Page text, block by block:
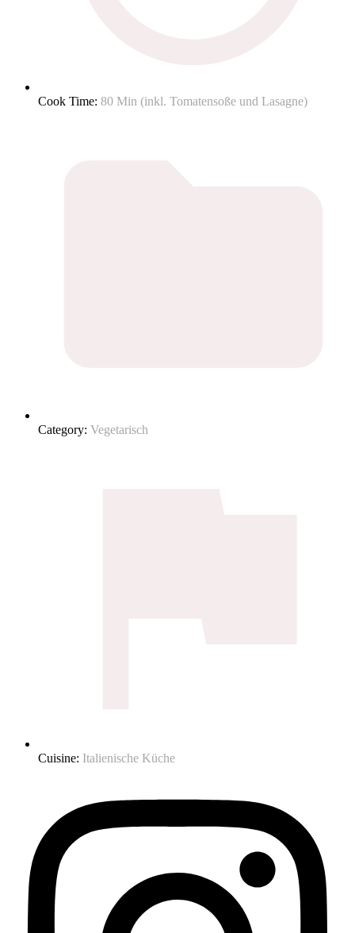
Cook Time: 80 Min (inkl. Tomatensoße und Lasagne)
Category: Vegetarisch
Cuisine: Italienische Küche